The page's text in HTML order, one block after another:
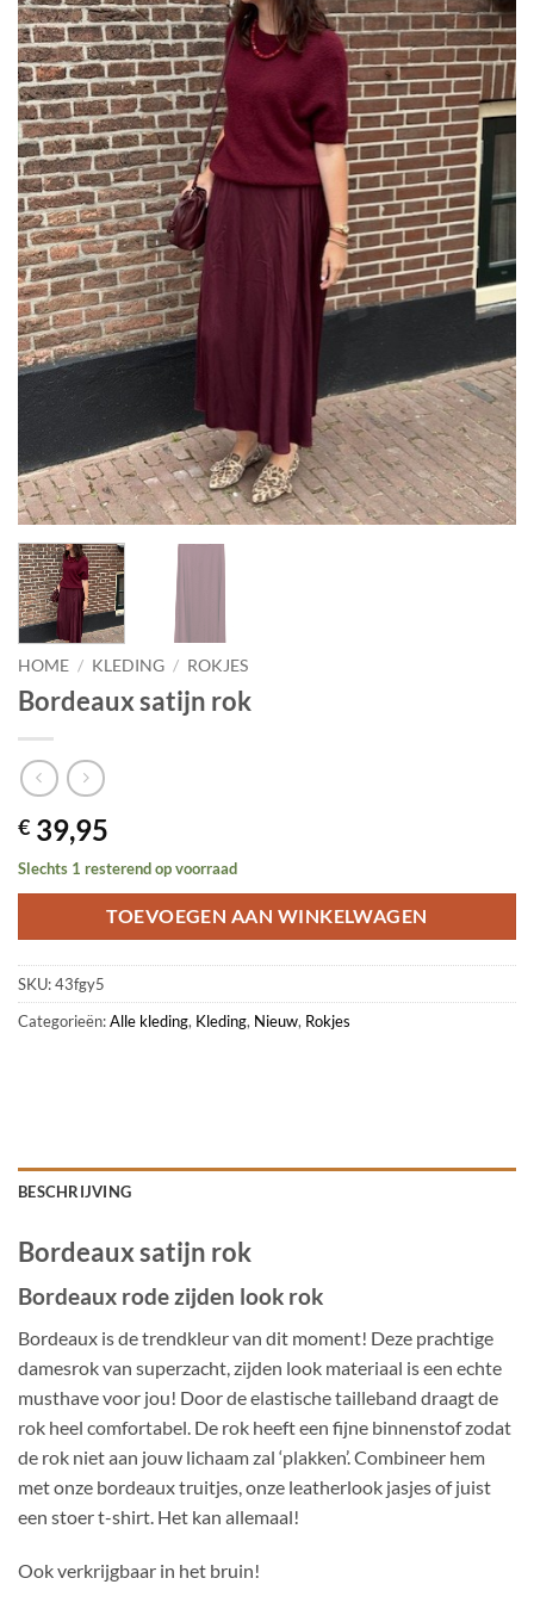
HOME / KLEDING / ROKJES
Bordeaux satijn rok
€ 39,95
Slechts 1 resterend op voorraad
TOEVOEGEN AAN WINKELWAGEN
SKU:43fgy5
Categorieën:Alle kleding, Kleding, Nieuw, Rokjes
BESCHRIJVING
Bordeaux satijn rok
Bordeaux rode zijden look rok
Bordeaux is de trendkleur van dit moment! Deze prachtige
damesrok van superzacht, zijden look materiaal is een echte
musthave voor jou! Door de elastische tailleband draagt de
rok heel comfortabel. De rok heeft een fijne binnenstof zodat
de rok niet aan jouw lichaam zal ‘plakken’. Combineer hem
met onze bordeaux truitjes, onze leatherlook jasjes of juist
een stoer t-shirt. Het kan allemaal!
Ook verkrijgbaar in het bruin!